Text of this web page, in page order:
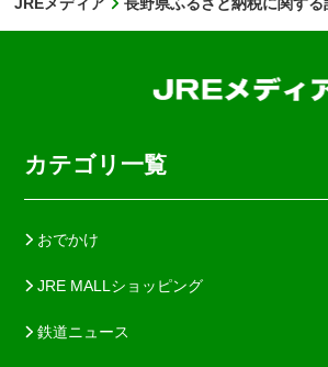
カテゴリ一覧
おでかけ
JRE MALLショッピング
鉄道ニュース